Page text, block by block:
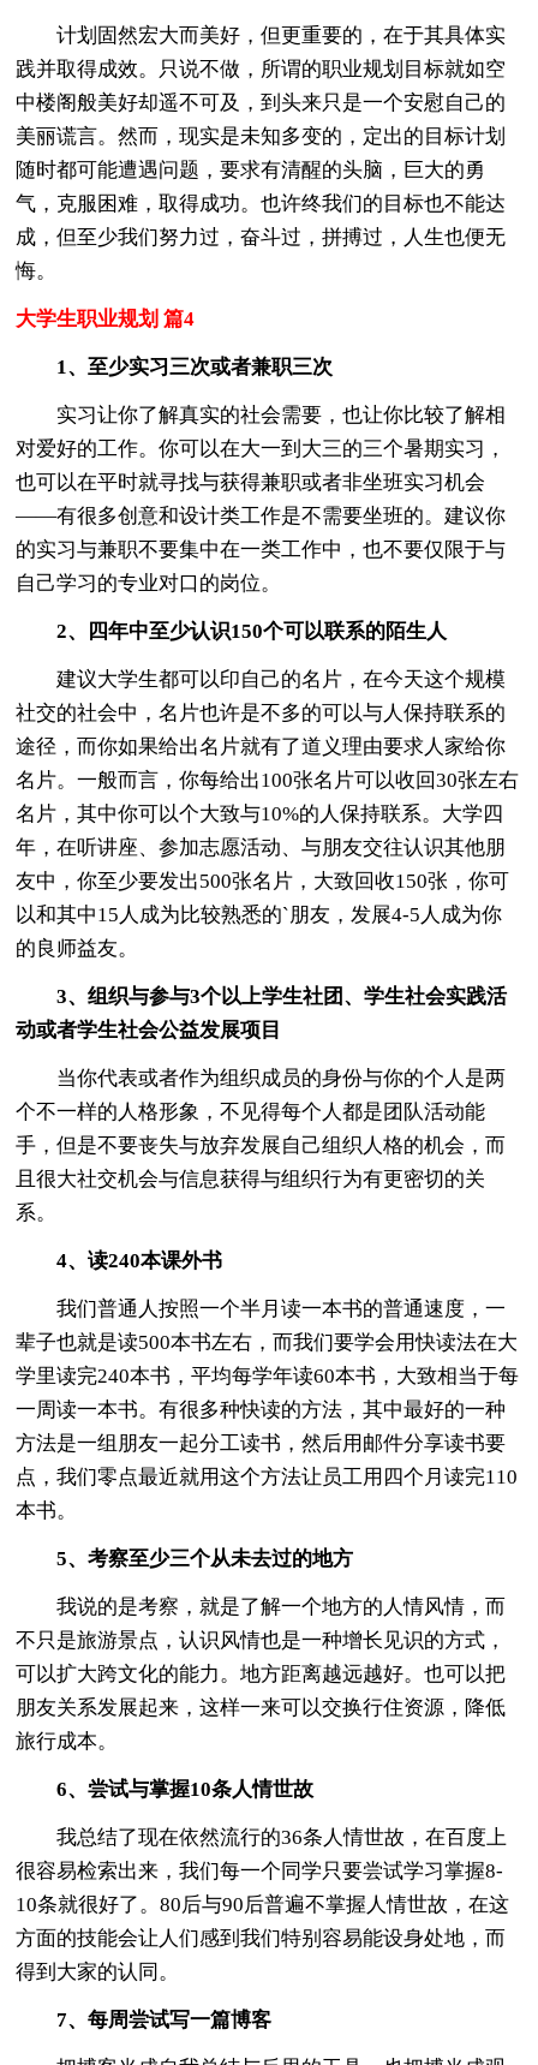
计划固然宏大而美好，但更重要的，在于其具体实
践并取得成效。只说不做，所谓的职业规划目标就如空
中楼阁般美好却遥不可及，到头来只是一个安慰自己的
美丽谎言。然而，现实是未知多变的，定出的目标计划
随时都可能遭遇问题，要求有清醒的头脑，巨大的勇
气，克服困难，取得成功。也许终我们的目标也不能达
成，但至少我们努力过，奋斗过，拼搏过，人生也便无
悔。
大学生职业规划 篇4
1、至少实习三次或者兼职三次
实习让你了解真实的社会需要，也让你比较了解相
对爱好的工作。你可以在大一到大三的三个暑期实习，
也可以在平时就寻找与获得兼职或者非坐班实习机会
——有很多创意和设计类工作是不需要坐班的。建议你
的实习与兼职不要集中在一类工作中，也不要仅限于与
自己学习的专业对口的岗位。
2、四年中至少认识150个可以联系的陌生人
建议大学生都可以印自己的名片，在今天这个规模
社交的社会中，名片也许是不多的可以与人保持联系的
途径，而你如果给出名片就有了道义理由要求人家给你
名片。一般而言，你每给出100张名片可以收回30张左右
名片，其中你可以个大致与10%的人保持联系。大学四
年，在听讲座、参加志愿活动、与朋友交往认识其他朋
友中，你至少要发出500张名片，大致回收150张，你可
以和其中15人成为比较熟悉的`朋友，发展4-5人成为你
的良师益友。
3、组织与参与3个以上学生社团、学生社会实践活
动或者学生社会公益发展项目
当你代表或者作为组织成员的身份与你的个人是两
个不一样的人格形象，不见得每个人都是团队活动能
手，但是不要丧失与放弃发展自己组织人格的机会，而
且很大社交机会与信息获得与组织行为有更密切的关
系。
4、读240本课外书
我们普通人按照一个半月读一本书的普通速度，一
辈子也就是读500本书左右，而我们要学会用快读法在大
学里读完240本书，平均每学年读60本书，大致相当于每
一周读一本书。有很多种快读的方法，其中最好的一种
方法是一组朋友一起分工读书，然后用邮件分享读书要
点，我们零点最近就用这个方法让员工用四个月读完110
本书。
5、考察至少三个从未去过的地方
我说的是考察，就是了解一个地方的人情风情，而
不只是旅游景点，认识风情也是一种增长见识的方式，
可以扩大跨文化的能力。地方距离越远越好。也可以把
朋友关系发展起来，这样一来可以交换行住资源，降低
旅行成本。
6、尝试与掌握10条人情世故
我总结了现在依然流行的36条人情世故，在百度上
很容易检索出来，我们每一个同学只要尝试学习掌握8-
10条就很好了。80后与90后普遍不掌握人情世故，在这
方面的技能会让人们感到我们特别容易能设身处地，而
得到大家的认同。
7、每周尝试写一篇博客